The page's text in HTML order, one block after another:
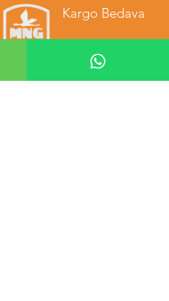
Kargo Bedava
Güvenli Alışveriş